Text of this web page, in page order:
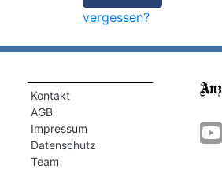
vergessen?
Kontakt
AGB
Impressum
Datenschutz
Team